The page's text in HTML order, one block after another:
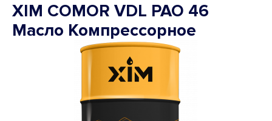
XIM COMOR VDL PAO 46
Масло Компрессорное